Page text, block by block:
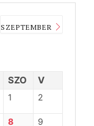
SZEPTEMBER
SZO V
1 2
8 9